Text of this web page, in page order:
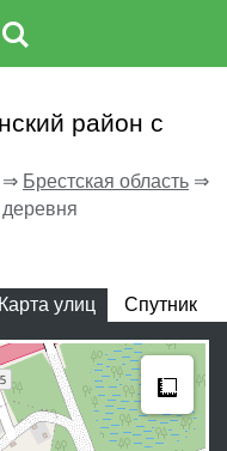
район с
⇒ Брестская область ⇒
Карта улиц Спутник